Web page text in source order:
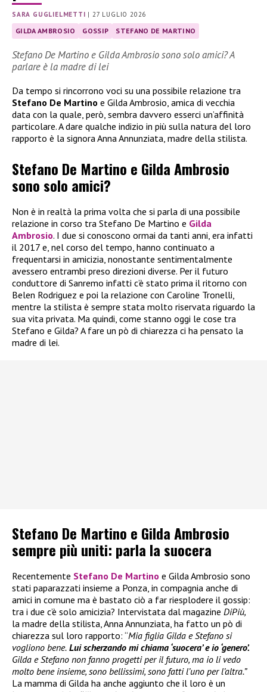
SARA GUGLIELMETTI |27 LUGLIO 2026
GILDA AMBROSIO GOSSIP STEFANO DE MARTINO
Stefano De Martino e Gilda Ambrosio sono solo amici? A
parlare è la madre di lei
Da tempo si rincorrono voci su una possibile relazione tra
Stefano De Martino e Gilda Ambrosio, amica di vecchia
data con la quale, però, sembra davvero esserci un’affinità
particolare. A dare qualche indizio in più sulla natura del loro
rapporto è la signora Anna Annunziata, madre della stilista.
Stefano De Martino e Gilda Ambrosio
sono solo amici?
Non è in realtà la prima volta che si parla di una possibile
relazione in corso tra Stefano De Martino e Gilda
Ambrosio. I due si conoscono ormai da tanti anni, era infatti
il 2017 e, nel corso del tempo, hanno continuato a
frequentarsi in amicizia, nonostante sentimentalmente
avessero entrambi preso direzioni diverse. Per il futuro
conduttore di Sanremo infatti c’è stato prima il ritorno con
Belen Rodriguez e poi la relazione con Caroline Tronelli,
mentre la stilista è sempre stata molto riservata riguardo la
sua vita privata. Ma quindi, come stanno oggi le cose tra
Stefano e Gilda? A fare un pò di chiarezza ci ha pensato la
madre di lei.
Stefano De Martino e Gilda Ambrosio
sempre più uniti: parla la suocera
Recentemente Stefano De Martino e Gilda Ambrosio sono
stati paparazzati insieme a Ponza, in compagnia anche di
amici in comune ma è bastato ciò a far riesplodere il gossip:
tra i due c’è solo amicizia? Intervistata dal magazine DiPiù,
la madre della stilista, Anna Annunziata, ha fatto un pò di
chiarezza sul loro rapporto: “Mia figlia Gilda e Stefano si
vogliono bene. Lui scherzando mi chiama ‘suocera’ e io ‘genero’.
Gilda e Stefano non fanno progetti per il futuro, ma io li vedo
molto bene insieme, sono bellissimi, sono fatti l’uno per l’altra.”
La mamma di Gilda ha anche aggiunto che il loro è un